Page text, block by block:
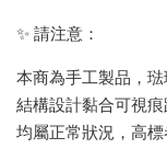
✨ 請注意：
本商為手工製品，
結構設計黏合可視
均屬正常狀況，高